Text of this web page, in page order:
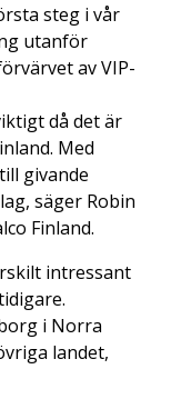
steg i vår
utanför
av VIP-
då det är
Med
givande
säger Robin
Finland.
intressant
i Norra
landet,